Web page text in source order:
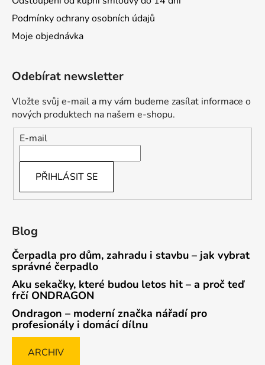
Podmínky ochrany osobních údajů
Moje objednávka
Odebírat newsletter
Vložte svůj e-mail a my vám budeme zasílat informace o
nových produktech na našem e-shopu.
E-mail
PŘIHLÁSIT SE
Blog
Čerpadla pro dům, zahradu i stavbu – jak vybrat
správné čerpadlo
Aku sekačky, které budou letos hit – a proč teď
frčí ONDRAGON
Ondragon – moderní značka nářadí pro
profesionály i domácí dílnu
ARCHIV